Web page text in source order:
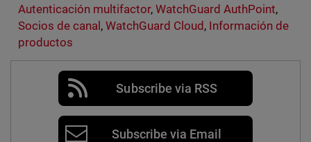
Autenticación multifactor, WatchGuard AuthPoint,
Socios de canal, WatchGuard Cloud, Información de
productos
Subscribe via RSS
Subscribe via Email